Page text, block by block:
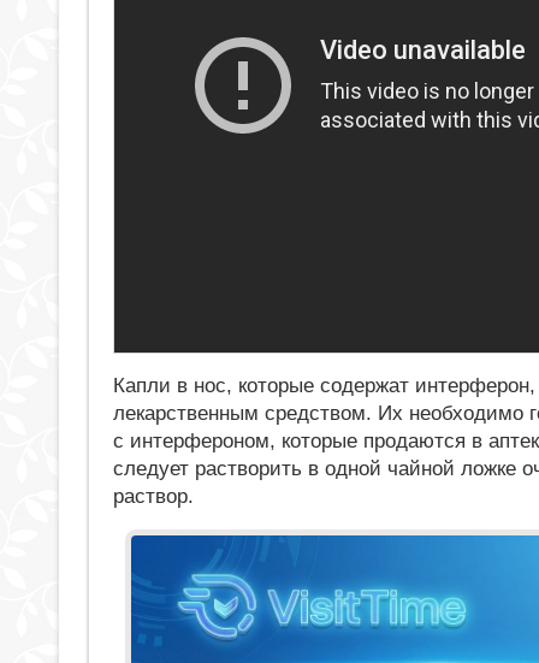
Капли в нос, которые содержат
лекарственным средством. Их необходимо
с интерфероном, которые продаются в
следует растворить в одной чайной
раствор.